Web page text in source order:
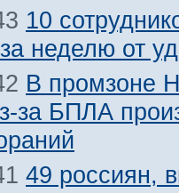
10
неделю от
В промзоне
за БПЛА
49 россиян,